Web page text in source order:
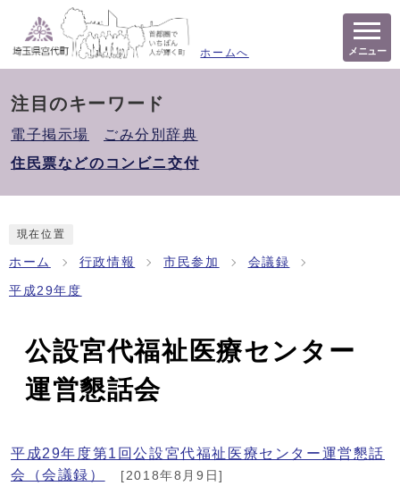
ホームへ メニュー
注目のキーワード
電子掲示場
ごみ分別辞典
住民票などのコンビニ交付
現在位置
ホーム 行政情報 市民参加 会議録
平成29年度
公設宮代福祉医療センター
運営懇話会
平成29年度第1回公設宮代福祉医療センター運営懇話
会（会議録）
[2018年8月9日]